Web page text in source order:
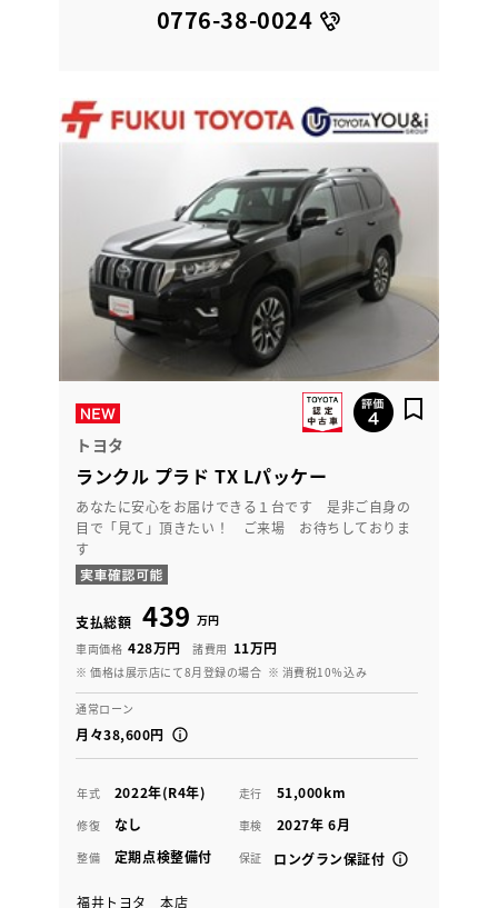
0776-38-0024
トヨタ
ランクル プラド TX Lパッケー
あなたに安心をお届けできる１台です 是非ご自身の
目で「見て」頂きたい！ ご来場 お待ちしておりま
す
支払総額 439 万円
車両価格 428万円 諸費用 11万円
※ 価格は展示店にて8月登録の場合 ※ 消費税10％込み
通常ローン
月々38,600円
年式 2022年(R4年) 走行 51,000km
修復 なし 車検 2027年 6月
整備 定期点検整備付 保証 ロングラン保証付
福井トヨタ 本店